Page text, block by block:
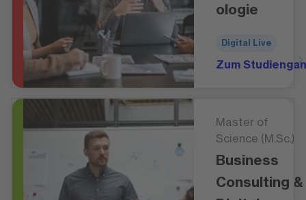
ologie
Digital Live
Zum
Master of
Science (M.Sc.)
Business
Consulting &